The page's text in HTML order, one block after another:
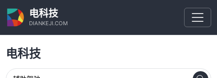
电科技
DIANKEJI.COM
电科技